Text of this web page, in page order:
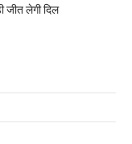
जीत लेगी दिल